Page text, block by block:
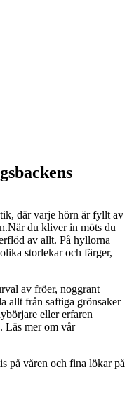
där varje hörn är fyllt av
du kliver in möts du
av allt. På hyllorna
storlekar och färger,
av fröer, noggrant
allt från saftiga grönsaker
eller erfaren
Läs mer om vår
på våren och fina lökar på